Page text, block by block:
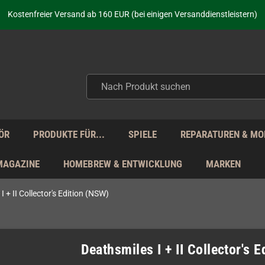
Kostenfreier Versand ab 160 EUR (bei einigen Versanddienstleistern)
Seit über 20 Jahren Deine Anlaufstelle für neue Retro-Hardware!
Täglicher Versand Mo - Fr aus Deutschland - zollfrei innerhalb der EU!
PRODUKTE FÜR... SPIELE REPARATUREN &
HOMEBREW & ENTWICKLUNG MARKEN
+ II Collector's Edition (NSW)
Deathsmiles I + II Collector's